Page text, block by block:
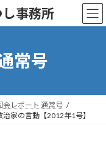
事務所
常号
会レポート 通常号
家の言動【2012年1号】